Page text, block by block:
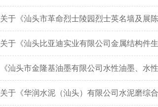
关于《汕头市革命烈士陵园烈士英名墙及展
关于《汕头比亚迪实业有限公司金属结构件
《汕头市金隆基油墨有限公司水性油墨、水
关于《华润水泥（汕头）有限公司水泥磨综